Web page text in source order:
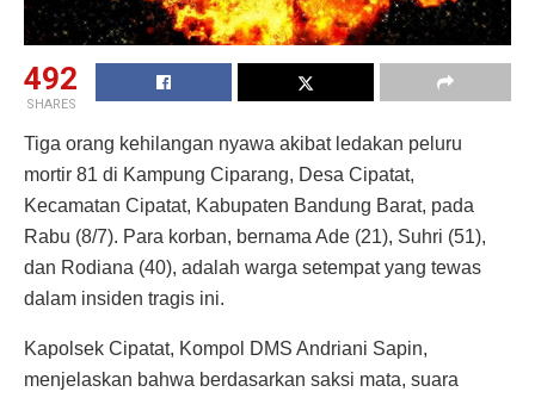
492
SHARES
Tiga orang kehilangan nyawa akibat ledakan peluru
mortir 81 di Kampung Ciparang, Desa Cipatat,
Kecamatan Cipatat, Kabupaten Bandung Barat, pada
Rabu (8/7). Para korban, bernama Ade (21), Suhri (51),
dan Rodiana (40), adalah warga setempat yang tewas
dalam insiden tragis ini.
Kapolsek Cipatat, Kompol DMS Andriani Sapin,
menjelaskan bahwa berdasarkan saksi mata, suara